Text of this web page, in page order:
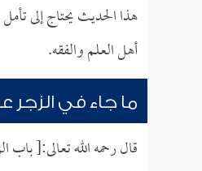
هذا الحديث يحتاج إلى
أهل العلم والفقه.
ما جاء في الزجر
قال رحمه الله تعالى:[ باب